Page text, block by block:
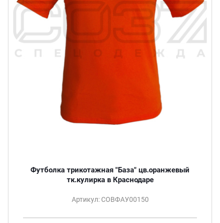
Футболка трикотажная "База" цв.оранжевый
тк.кулирка в Краснодаре
Артикул: СОВФАУ00150